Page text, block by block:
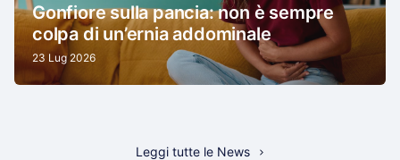
Gonfiore sulla pancia: non è sempre
colpa di un’ernia addominale
23 Lug 2026
Leggi tutte le News